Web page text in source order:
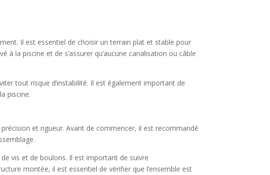
Il est essentiel de choisir un terrain plat et stable pour
la piscine et de s’assurer qu’aucune canalisation ou câble
tout risque d’instabilité. Il est également important de
piscine.
et rigueur. Avant de commencer, il est recommandé
vis et de boulons. Il est important de suivre
montée, il est essentiel de vérifier que l’ensemble est